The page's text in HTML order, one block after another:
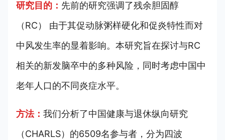
研究目的： 先前的研究强调了残余胆固醇
（RC） 由于其促动脉粥样硬化和促炎特性而对
中风发生率的显着影响。本研究旨在探讨与RC
相关的新发脑卒中的多种风险，同时考虑中国中
老年人口的不同炎症水平。
方法： 我们分析了中国健康与退休纵向研究
（CHARLS）的6509名参与者，分为四波